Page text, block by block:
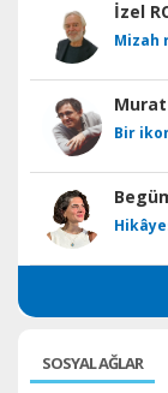
İzel
Mizah
Murat
Bir
SOSYAL AĞLAR